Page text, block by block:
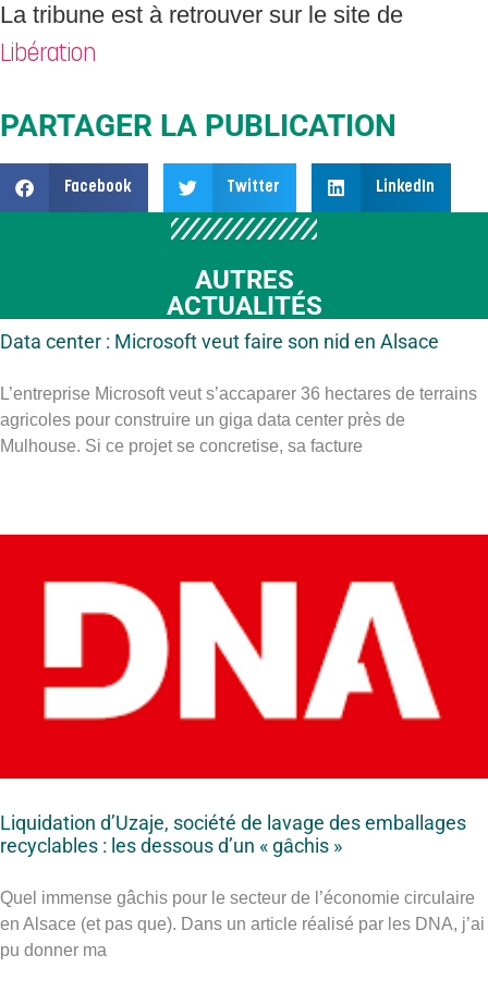
La tribune est à retrouver sur le site de
Libération
PARTAGER LA PUBLICATION
Facebook Twitter LinkedIn
AUTRES
ACTUALITÉS
Data center : Microsoft veut faire son nid en Alsace
L’entreprise Microsoft veut s’accaparer 36 hectares de terrains
agricoles pour construire un giga data center près de
Mulhouse. Si ce projet se concretise, sa facture
Liquidation d’Uzaje, société de lavage des emballages
recyclables : les dessous d’un « gâchis »
Quel immense gâchis pour le secteur de l’économie circulaire
en Alsace (et pas que). Dans un article réalisé par les DNA, j’ai
pu donner ma